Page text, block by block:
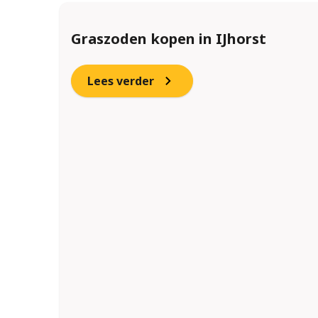
Graszoden kopen in IJhorst
Lees verder